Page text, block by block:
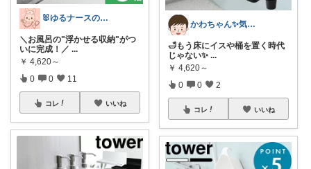
🐰ゆるナースの愛用品ROOM🐰
＼お風呂の"浮かせる収納"がつ
いに完成！／ ...
￥ 4,620～
0 0 11
コレ いいね
かわちゃん✨気に入ったモノだけを紹介
🛁もう床にイスや桶を置く時代
じゃない✨ ...
￥ 4,620～
0 0 2
コレ いいね